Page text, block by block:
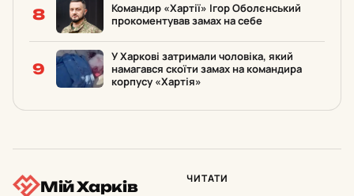
8
Командир «Хартії» Ігор Оболєнський
прокоментував замах на себе
9
У Харкові затримали чоловіка, який
намагався скоїти замах на командира
корпусу «Хартія»
Мій Харків ЧИТАТИ